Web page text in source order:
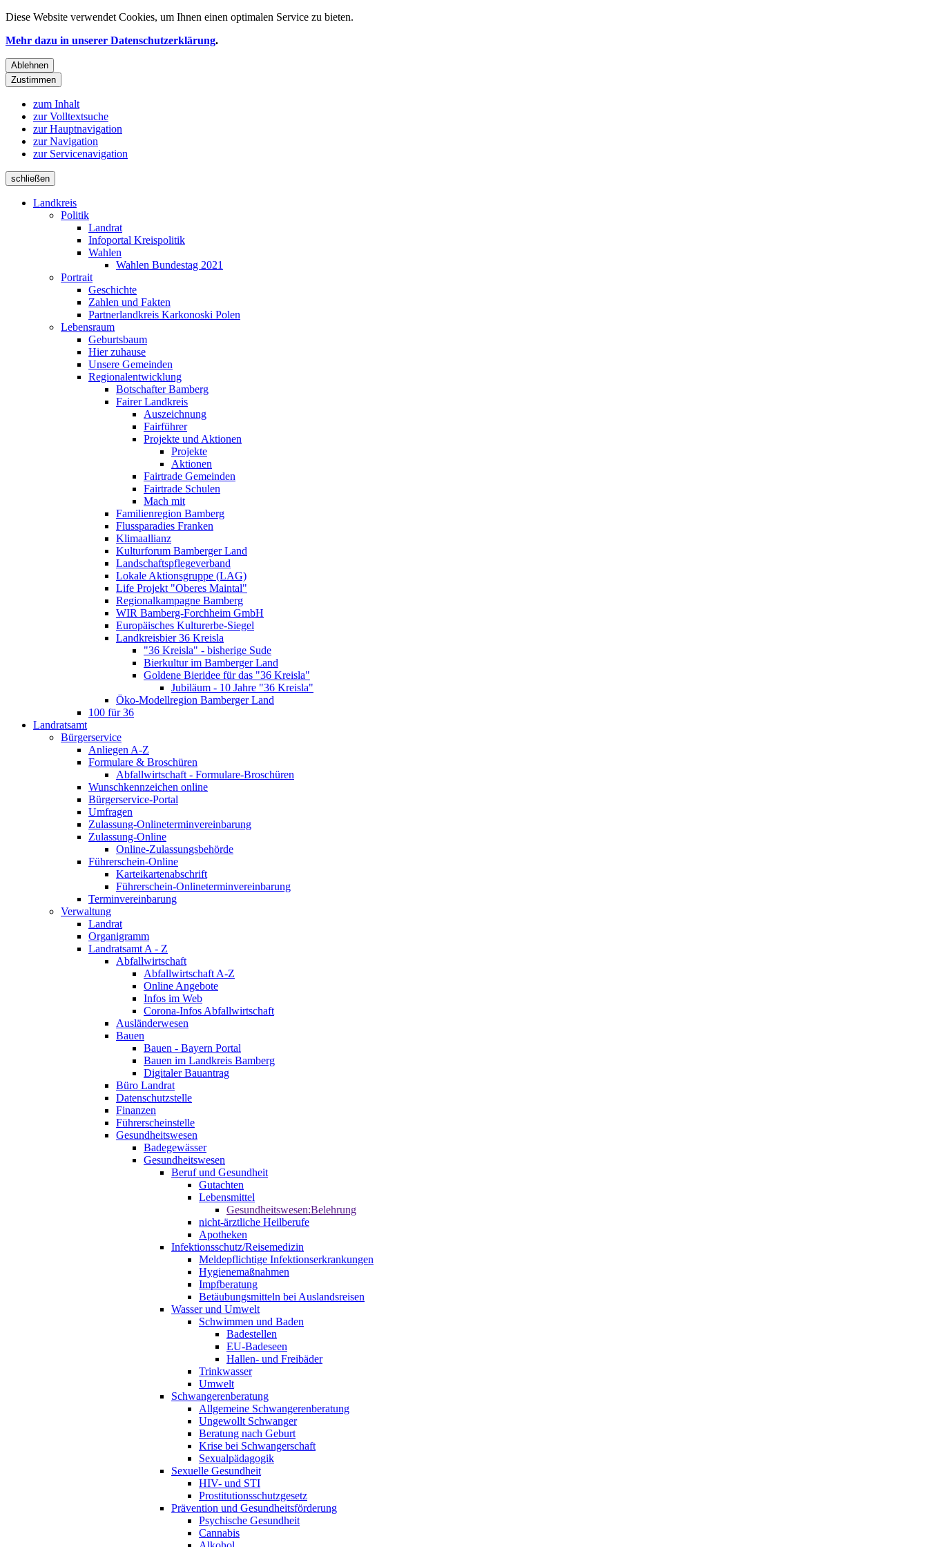
Diese Website verwendet Cookies, um Ihnen einen optimalen Service zu bieten.
Mehr dazu in unserer Datenschutzerklärung.
Ablehnen
Zustimmen
zum Inhalt
zur Volltextsuche
zur Hauptnavigation
zur Navigation
zur Servicenavigation
schließen
Landkreis
Politik
Landrat
Infoportal Kreispolitik
Wahlen
Wahlen Bundestag 2021
Portrait
Geschichte
Zahlen und Fakten
Partnerlandkreis Karkonoski Polen
Lebensraum
Geburtsbaum
Hier zuhause
Unsere Gemeinden
Regionalentwicklung
Botschafter Bamberg
Fairer Landkreis
Auszeichnung
Fairführer
Projekte und Aktionen
Projekte
Aktionen
Fairtrade Gemeinden
Fairtrade Schulen
Mach mit
Familienregion Bamberg
Flussparadies Franken
Klimaallianz
Kulturforum Bamberger Land
Landschaftspflegeverband
Lokale Aktionsgruppe (LAG)
Life Projekt "Oberes Maintal"
Regionalkampagne Bamberg
WIR Bamberg-Forchheim GmbH
Europäisches Kulturerbe-Siegel
Landkreisbier 36 Kreisla
"36 Kreisla" - bisherige Sude
Bierkultur im Bamberger Land
Goldene Bieridee für das "36 Kreisla"
Jubiläum - 10 Jahre "36 Kreisla"
Öko-Modellregion Bamberger Land
100 für 36
Landratsamt
Bürgerservice
Anliegen A-Z
Formulare & Broschüren
Abfallwirtschaft - Formulare-Broschüren
Wunschkennzeichen online
Bürgerservice-Portal
Umfragen
Zulassung-Onlineterminvereinbarung
Zulassung-Online
Online-Zulassungsbehörde
Führerschein-Online
Karteikartenabschrift
Führerschein-Onlineterminvereinbarung
Terminvereinbarung
Verwaltung
Landrat
Organigramm
Landratsamt A - Z
Abfallwirtschaft
Abfallwirtschaft A-Z
Online Angebote
Infos im Web
Corona-Infos Abfallwirtschaft
Ausländerwesen
Bauen
Bauen - Bayern Portal
Bauen im Landkreis Bamberg
Digitaler Bauantrag
Büro Landrat
Datenschutzstelle
Finanzen
Führerscheinstelle
Gesundheitswesen
Badegewässer
Gesundheitswesen
Beruf und Gesundheit
Gutachten
Lebensmittel
Gesundheitswesen:Belehrung
nicht-ärztliche Heilberufe
Apotheken
Infektionsschutz/Reisemedizin
Meldepflichtige Infektionserkrankungen
Hygienemaßnahmen
Impfberatung
Betäubungsmitteln bei Auslandsreisen
Wasser und Umwelt
Schwimmen und Baden
Badestellen
EU-Badeseen
Hallen- und Freibäder
Trinkwasser
Umwelt
Schwangerenberatung
Allgemeine Schwangerenberatung
Ungewollt Schwanger
Beratung nach Geburt
Krise bei Schwangerschaft
Sexualpädagogik
Sexuelle Gesundheit
HIV- und STI
Prostitutionsschutzgesetz
Prävention und Gesundheitsförderung
Psychische Gesundheit
Cannabis